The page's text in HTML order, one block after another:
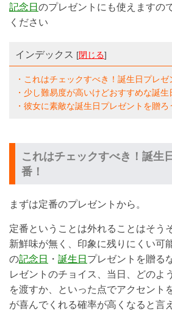
記念日 のプレゼントにも使えますの
ください
インデックス [閉じる]
・これはチェックすべき！誕生日プレゼ
・少し難易度が高いけどおすすめな誕生
・彼女に素敵な誕生日プレゼントを贈ろ
これはチェックすべき！誕生
番！
まずは定番のプレゼントから。
定番ということは外れることはそう
新鮮味が無く、印象に残りにくい可
の記念日 ・ 誕生日 プレゼントを贈る
レゼントのチョイス、当日、どのよ
を渡すか、といった点でアクセント
が喜んでくれる確率が高くなると言